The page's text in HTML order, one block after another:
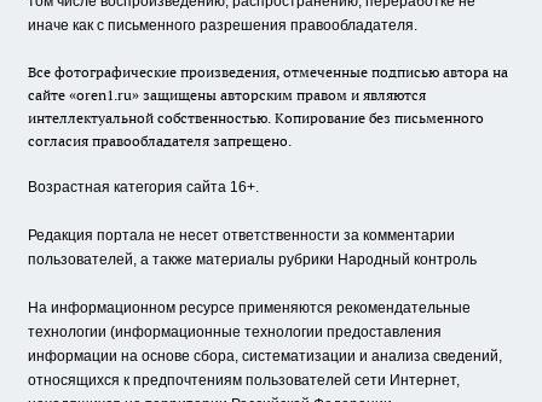
иначе как с письменного разрешения правообладателя.
Все фотографические произведения, отмеченные подписью автора на
сайте «oren1.ru» защищены авторским правом и являются
интеллектуальной собственностью. Копирование без письменного
согласия правообладателя запрещено.
Возрастная категория сайта 16+.
Редакция портала не несет ответственности за комментарии
пользователей, а также материалы рубрики Народный контроль
На информационном ресурсе применяются рекомендательные
технологии (информационные технологии предоставления
информации на основе сбора, систематизации и анализа сведений,
относящихся к предпочтениям пользователей сети Интернет,